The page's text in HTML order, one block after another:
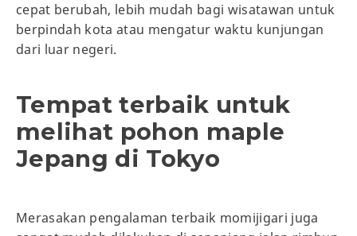
cepat berubah, lebih mudah bagi wisatawan untuk
berpindah kota atau mengatur waktu kunjungan
dari luar negeri.
Tempat terbaik untuk
melihat pohon maple
Jepang di Tokyo
Merasakan pengalaman terbaik momijigari juga